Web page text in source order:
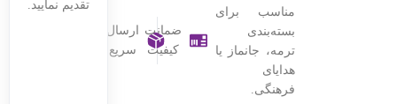
مناسب برای
بسته‌بندی
ترمه، جانماز یا
هدایای
فرهنگی.
ضمانت
کیفیت
ارسال
سریع
تقدیم نمایید.